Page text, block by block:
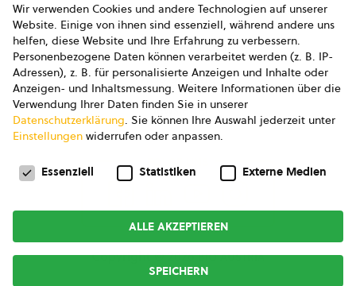
AGB
AGB Marketing GmbH
AGB Bildung
Newsletter
Copyright © 2026bio austria
Wir verwenden Cookies und andere Technologien auf unserer
Website. Einige von ihnen sind essenziell, während andere uns
helfen, diese Website und Ihre Erfahrung zu verbessern.
Personenbezogene Daten können verarbeitet werden (z. B. IP-
Adressen), z. B. für personalisierte Anzeigen und Inhalte oder
Anzeigen- und Inhaltsmessung. Weitere Informationen über die
Verwendung Ihrer Daten finden Sie in unserer
Datenschutzerklärung. Sie können Ihre Auswahl jederzeit unter
Einstellungen widerrufen oder anpassen.
Datenschutzeinstellungen
Essenziell Statistiken Externe Medien
ALLE AKZEPTIEREN
SPEICHERN